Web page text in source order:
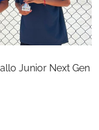
Junior Next Gen